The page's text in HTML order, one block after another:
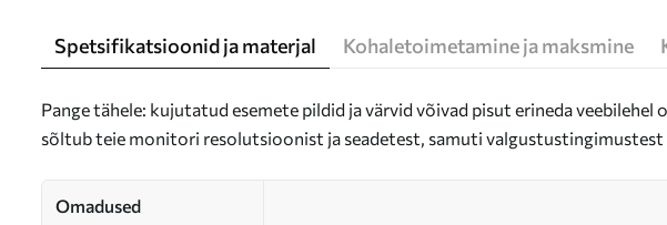
Spetsifikatsioonid ja materjal Kohaletoimetamine ja maksmine
Pange tähele: kujutatud esemete pildid ja värvid võivad pisut erineda veebilehel
sõltub teie monitori resolutsioonist ja seadetest, samuti valgustustingimustest
Omadused